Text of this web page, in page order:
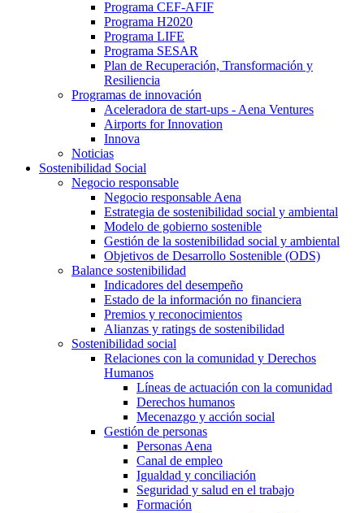
Programa CEF-AFIF
Programa H2020
Programa LIFE
Programa SESAR
Plan de Recuperación, Transformación y
Resiliencia
Programas de innovación
Aceleradora de start-ups - Aena Ventures
Airports for Innovation
Innova
Noticias
Sostenibilidad Social
Negocio responsable
Negocio responsable Aena
Estrategia de sostenibilidad social y ambiental
Modelo de gobierno sostenible
Gestión de la sostenibilidad social y ambiental
Objetivos de Desarrollo Sostenible (ODS)
Balance sostenibilidad
Indicadores del desempeño
Estado de la información no financiera
Premios y reconocimientos
Alianzas y ratings de sostenibilidad
Sostenibilidad social
Relaciones con la comunidad y Derechos
Humanos
Líneas de actuación con la comunidad
Derechos humanos
Mecenazgo y acción social
Gestión de personas
Personas Aena
Canal de empleo
Igualdad y conciliación
Seguridad y salud en el trabajo
Formación